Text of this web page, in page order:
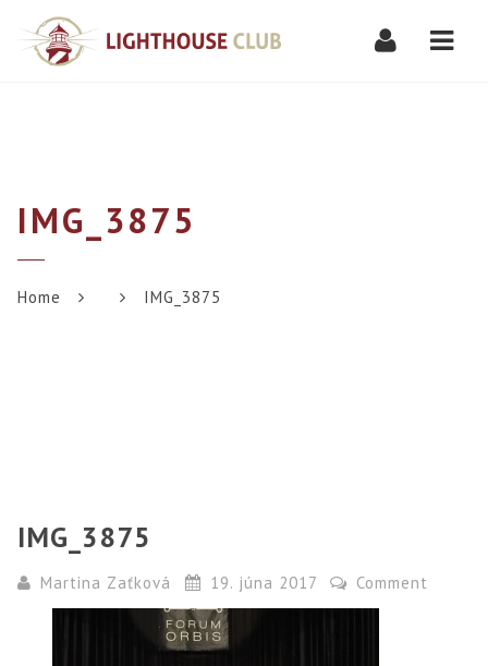
IMG_3875
Home IMG_3875
IMG_3875
Martina Zaťková 19. júna 2017 Comment